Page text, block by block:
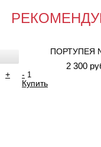
+
ПОРТУПЕЯ
2 300
-
Купить